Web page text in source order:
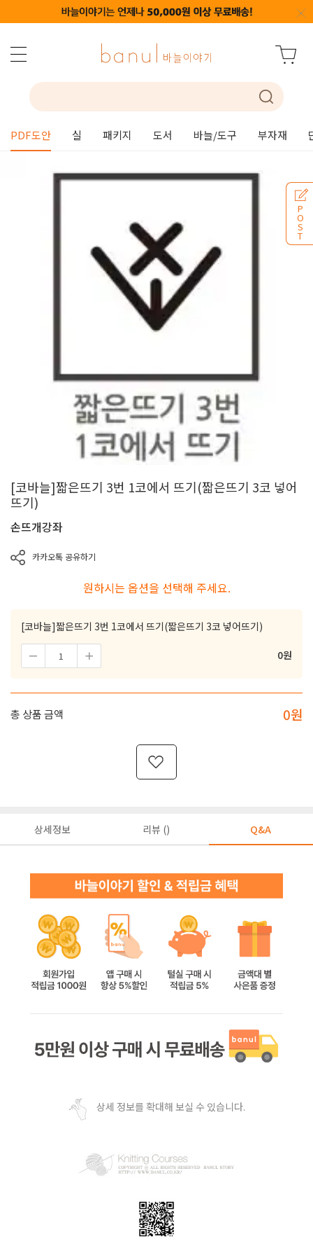
PDF도안 실 패키지 도서 바늘/도구 부자재
P
O
S
T
[코바늘]짧은뜨기 3번 1코에서 뜨기(짧은뜨기 3코 넣어
뜨기)
손뜨개강좌
카카오톡 공유하기
원하시는 옵션을 선택해 주세요.
[코바늘]짧은뜨기 3번 1코에서 뜨기(짧은뜨기 3코 넣어뜨기)
0원
총 상품 금액 0원
상세정보 리뷰 () Q&A
상세 정보를 확대해 보실 수 있습니다.